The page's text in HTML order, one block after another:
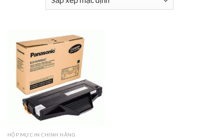
HỘP MỰC IN CHÍNH HÃNG